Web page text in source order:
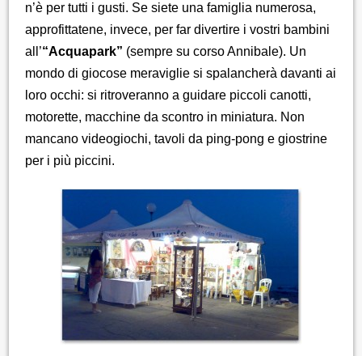
n’è per tutti i gusti. Se siete una famiglia numerosa,
approfittatene, invece, per far divertire i vostri bambini
all’“Acquapark” (sempre su corso Annibale). Un
mondo di giocose meraviglie si spalancherà davanti ai
loro occhi: si ritroveranno a guidare piccoli canotti,
motorette, macchine da scontro in miniatura. Non
mancano videogiochi, tavoli da ping-pong e giostrine
per i più piccini.